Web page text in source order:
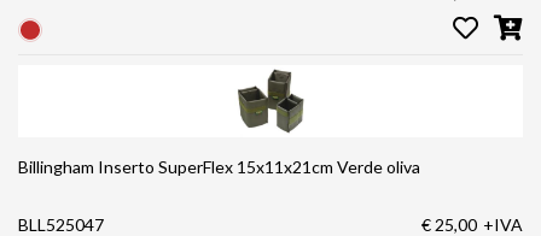
Billingham Inserto SuperFlex 15x11x21cm Verde oliva
BLL525047 € 25,00 +IVA